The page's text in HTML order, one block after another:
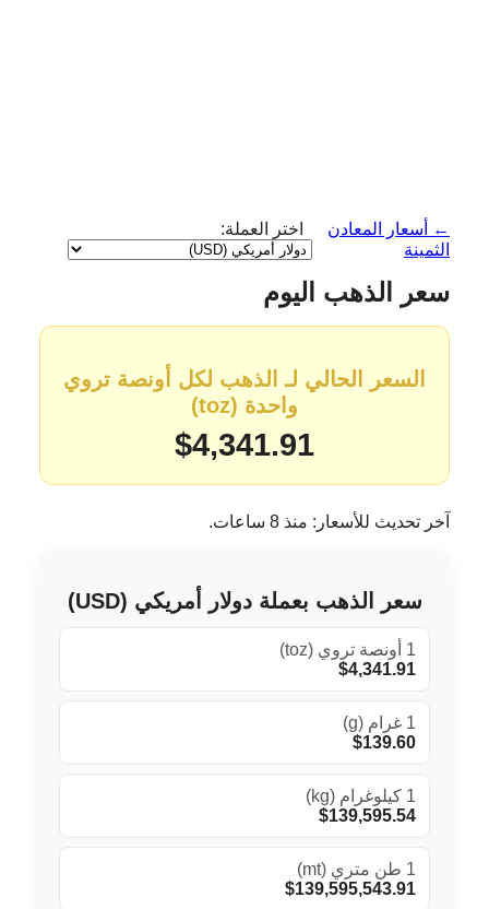
← أسعار المعادن
الثمينة
اختر العملة:
سعر الذهب اليوم
السعر الحالي لـ الذهب لكل أونصة تروي
واحدة (toz)
$4,341.91
آخر تحديث للأسعار: منذ 8 ساعات.
سعر الذهب بعملة دولار أمريكي (USD)
1 أونصة تروي (toz)
$4,341.91
1 غرام (g)
$139.60
1 كيلوغرام (kg)
$139,595.54
1 طن متري (mt)
$139,595,543.91